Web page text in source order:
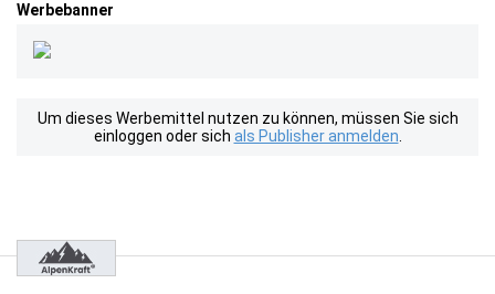
Werbebanner
Um dieses Werbemittel nutzen zu können, müssen Sie sich
einloggen oder sich als Publisher anmelden